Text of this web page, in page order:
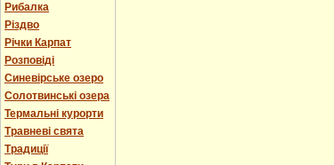
Рибалка
Різдво
Річки Карпат
Розповіді
Синевірське озеро
Солотвинські озера
Термальні курорти
Травневі свята
Традиції